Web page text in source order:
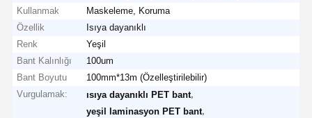
Kullanmak
Maskeleme, Koruma
Özellik
Isıya dayanıklı
Renk
Yeşil
Bant Kalınlığı
100um
Bant Boyutu
100mm*13m (Özelleştirilebilir)
Vurgulamak:
ısıya dayanıklı PET bant
yeşil laminasyon PET bant